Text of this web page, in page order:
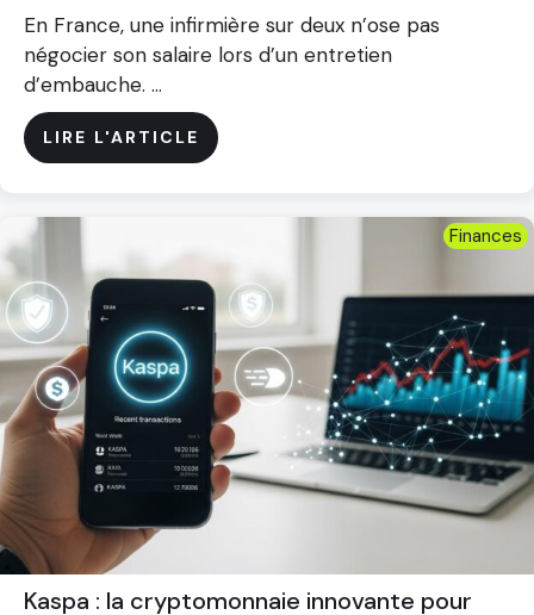
En France, une infirmière sur deux n’ose pas
négocier son salaire lors d’un entretien
d’embauche. ...
LIRE L'ARTICLE
Finances
Kaspa : la cryptomonnaie innovante pour